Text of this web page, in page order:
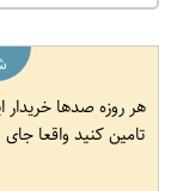
هر روزه صدها خریدار
تامین کنید واقعا جای